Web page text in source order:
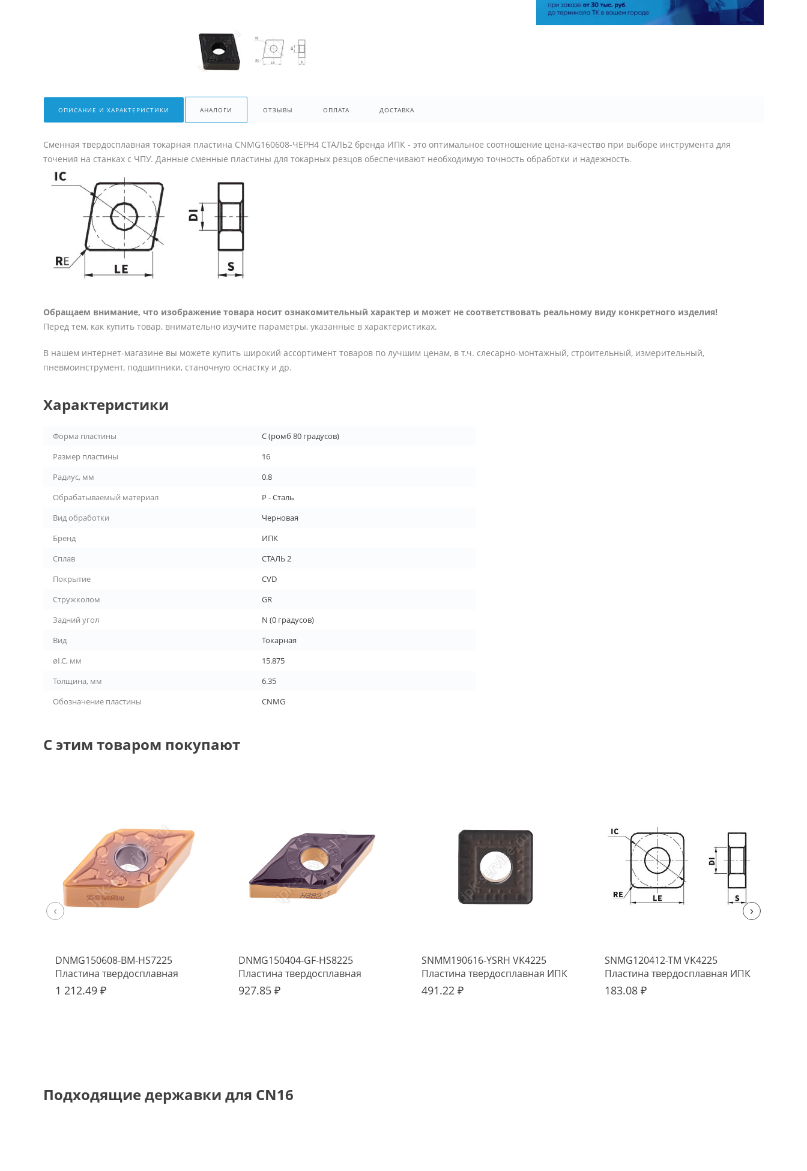
ОПИСАНИЕ И ХАРАКТЕРИСТИКИ АНАЛОГИ ОТЗЫВЫ ОПЛАТА ДОСТАВКА
Сменная твердосплавная токарная пластина CNMG160608-ЧЕРН4 СТАЛЬ2 бренда ИПК - это оптимальное соотношение цена-качество при выборе инструмента для
точения на станках с ЧПУ. Данные сменные пластины для токарных резцов обеспечивают необходимую точность обработки и надежность.
Обращаем внимание, что изображение товара носит ознакомительный характер и может не соответствовать реальному виду конкретного изделия!
Перед тем, как купить товар, внимательно изучите параметры, указанные в характеристиках.
В нашем интернет-магазине вы можете купить широкий ассортимент товаров по лучшим ценам, в т.ч. слесарно-монтажный, строительный, измерительный,
пневмоинструмент, подшипники, станочную оснастку и др.
Характеристики
Форма пластины
C (ромб 80 градусов)
Размер пластины
16
Радиус, мм
0.8
Обрабатываемый материал
P - Сталь
Вид обработки
Черновая
Бренд
ИПК
Сплав
СТАЛЬ 2
Покрытие
CVD
Стружколом
GR
Задний угол
N (0 градусов)
Вид
Токарная
øI.C, мм
15.875
Толщина, мм
6.35
Обозначение пластины
CNMG
С этим товаром покупают
DNMG150608-BM-HS7225
Пластина твердосплавная
Hadsto
1 212.49 ₽
DNMG150404-GF-HS8225
Пластина твердосплавная
Hadsto
927.85 ₽
SNMM190616-YSRH VK4225
Пластина твердосплавная ИПК
491.22 ₽
SNMG120412-TM VK4225
Пластина твердосплавная ИПК
183.08 ₽
‹ ›
Подходящие державки для CN16